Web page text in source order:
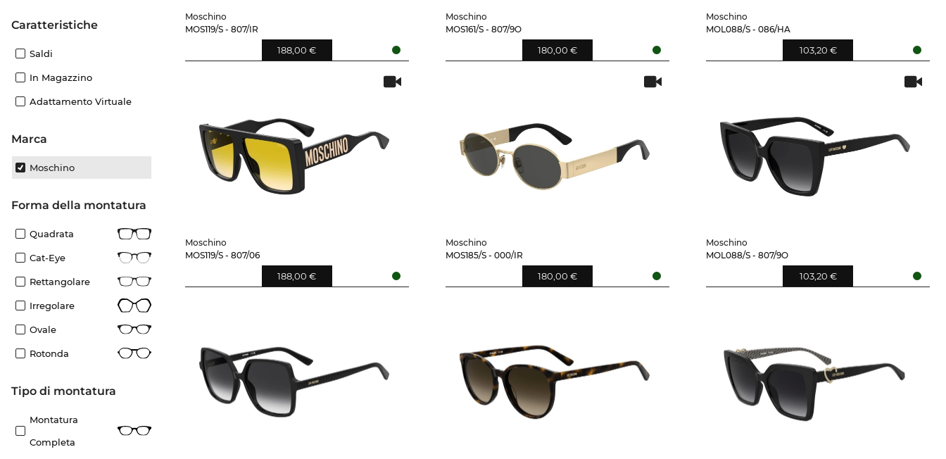
Caratteristiche
Saldi
In Magazzino
Adattamento Virtuale
Marca
Moschino
forma della montatura
Quadrata
Cat-Eye
Rettangolare
Irregolare
Ovale
Rotonda
Tipo di montatura
Montatura
Completa
Moschino
MOS119/S - 807/IR
188,00 €
Moschino
MOS161/S - 807/9O
180,00 €
Moschino
MOL088/S - 086/HA
103,20 €
Moschino
MOS119/S - 807/06
188,00 €
Moschino
MOS185/S - 000/IR
180,00 €
Moschino
MOL088/S - 807/9O
103,20 €